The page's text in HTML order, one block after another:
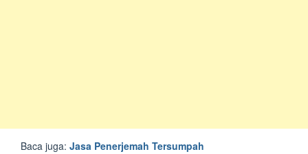
Baca juga: Jasa Penerjemah Tersumpah